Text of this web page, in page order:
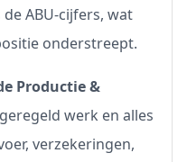
ABU-cijfers, wat
onderstreept.
Productie &
werk en alles
verzekeringen,